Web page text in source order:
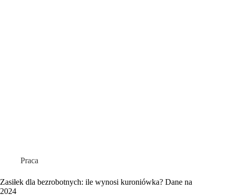
Praca
Zasiłek dla bezrobotnych: ile wynosi kuroniówka? Dane na
2024